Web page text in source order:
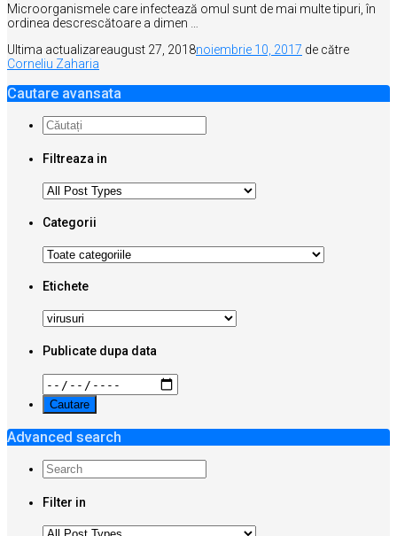
Microorganismele care infectează omul sunt de mai multe tipuri, în
ordinea descrescătoare a dimen …
Ultima actualizareaugust 27, 2018noiembrie 10, 2017 de către
Corneliu Zaharia
Cautare avansata
Filtreaza in
Categorii
Etichete
Publicate dupa data
Advanced search
Filter in